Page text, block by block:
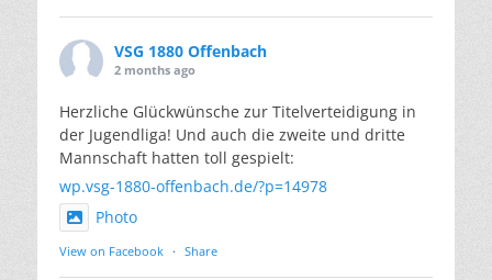
VSG 1880 Offenbach
2 months ago
Herzliche Glückwünsche zur Titelverteidigung in
der Jugendliga! Und auch die zweite und dritte
Mannschaft hatten toll gespielt:
wp.vsg-1880-offenbach.de/?p=14978
Photo
View on Facebook · Share